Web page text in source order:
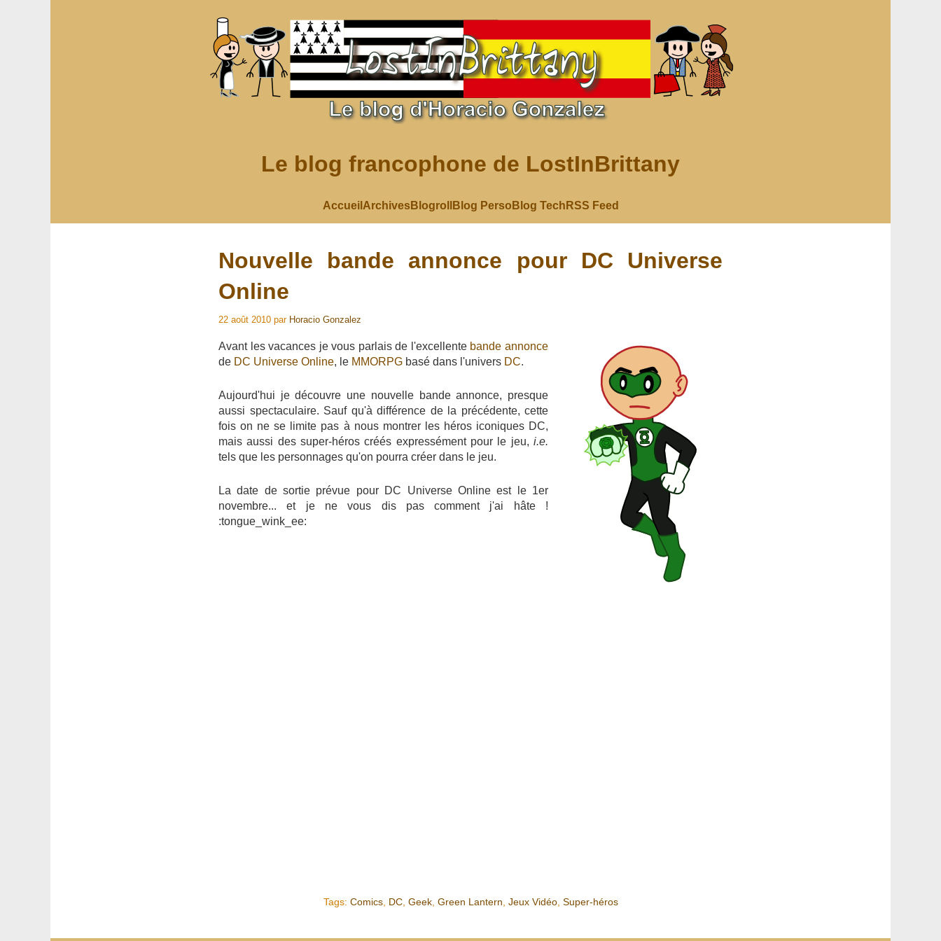
Le blog francophone de LostInBrittany
Accueil ArchivesBlogroll Blog Perso Blog Tech RSS Feed
Nouvelle bande annonce pour DC Universe
Online
22 août 2010 par Horacio Gonzalez
Avant les vacances je vous parlais de l'excellente bande annonce
de DC Universe Online, le MMORPG basé dans l'univers DC.
Aujourd'hui je découvre une nouvelle bande annonce, presque
aussi spectaculaire. Sauf qu'à différence de la précédente, cette
fois on ne se limite pas à nous montrer les héros iconiques DC,
mais aussi des super-héros créés expressément pour le jeu, i.e.
tels que les personnages qu'on pourra créer dans le jeu.
La date de sortie prévue pour DC Universe Online est le 1er
novembre... et je ne vous dis pas comment j'ai hâte !
:tongue_wink_ee:
Tags: Comics, DC, Geek, Green Lantern Jeux Vidéo, Super-héros